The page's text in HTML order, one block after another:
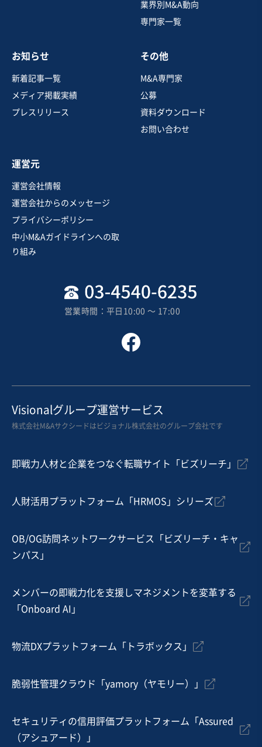
売却希望金額
売上高
1,000万円〜5,000万円
居酒屋・バー カフェ・喫茶店 イベント・興業
飲食業
健康志向の宅配弁当・カフェ事業｜設備・店舗付き事業
譲渡
近畿地方
1,000万円〜5,000万円
〜5名
テイクアウト・デリバリー
その他飲食店（自社ブランド）
不動産業
中京圏の不動産賃貸業（サービス高齢者住宅）案件
売却希望金額
従業員数
従業員なし
不動産賃貸・貸家・貸間
認知症老人グループホーム
飲食業
営業黒字
2億円〜2億円
業界別M&A動向
専門家一覧
お知らせ
新着記事一覧
メディア掲載実績
プレスリリース
その他
M&A専門家
公募
資料ダウンロード
お問い合わせ
運営元
運営会社情報
運営会社からのメッセージ
プライバシーポリシー
中小M&Aガイドラインへの取
り組み
営業時間：平日10:00 〜 17:00
Visionalグループ運営サービス
株式会社M&Aサクシードはビジョナル株式会社のグループ会社です
即戦力人材と企業をつなぐ転職サイト「ビズリーチ」
人財活用プラットフォーム「HRMOS」シリーズ
OB/OG訪問ネットワークサービス「ビズリーチ・キャ
ンパス」
メンバーの即戦力化を支援しマネジメントを変革する
「Onboard AI」
物流DXプラットフォーム「トラボックス」
脆弱性管理クラウド「yamory（ヤモリー）」
セキュリティの信用評価プラットフォーム「Assured
（アシュアード）」